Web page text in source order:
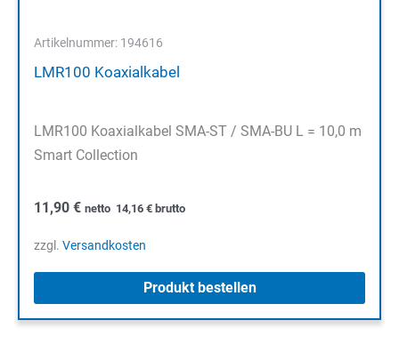
Artikelnummer: 194616
LMR100 Koaxialkabel
LMR100 Koaxialkabel SMA-ST / SMA-BU L = 10,0 m
Smart Collection
11,90 € netto 14,16 € brutto
zzgl. Versandkosten
Produkt bestellen